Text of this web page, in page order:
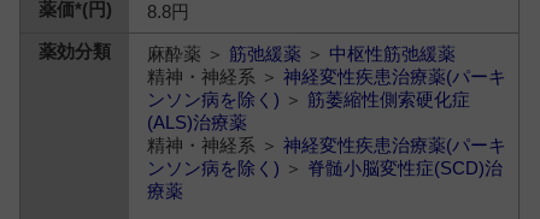
8.8円
麻酔薬 ＞ 筋弛緩薬 ＞ 中枢性筋弛緩薬
精神・神経系 ＞神経変性疾患治療薬(パーキ
ンソン病を除く) ＞ 筋萎縮性側索硬化症
(ALS)治療薬
精神・神経系 ＞神経変性疾患治療薬(パーキ
ンソン病を除く) ＞ 脊髄小脳変性症(SCD)治
療薬